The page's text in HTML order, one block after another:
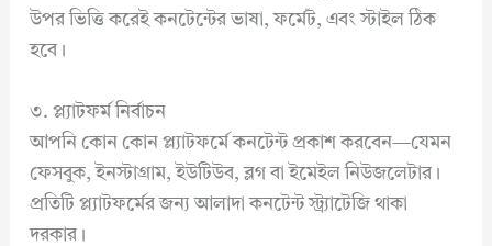
উপর ভিত্তি করেই কনটেন্টের ভাষা, ফর্মেট, এবং স্টাইল ঠিক
হবে।
৩. প্ল্যাটফর্ম নির্বাচন
আপনি কোন কোন প্ল্যাটফর্মে কনটেন্ট প্রকাশ করবেন—যেমন
ফেসবুক, ইনস্টাগ্রাম, ইউটিউব, ব্লগ বা ইমেইল নিউজলেটার।
প্রতিটি প্ল্যাটফর্মের জন্য আলাদা কনটেন্ট স্ট্র্যাটেজি থাকা
দরকার।